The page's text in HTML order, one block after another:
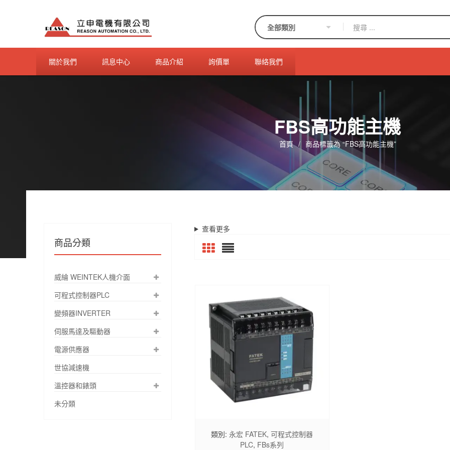
關於我們 訊息中心 商品介紹 詢價單 聯絡我們
FBS高功能主機
首頁 / 商品標籤為 “FBS高功能主機”
商品分類
威綸 WEINTEK人機介面
可程式控制器PLC
變頻器INVERTER
伺服馬達及驅動器
電源供應器
世協減速機
溫控器和錶頭
未分類
查看更多
類別:永宏 FATEK,可程式控制器
PLC, FBs系列